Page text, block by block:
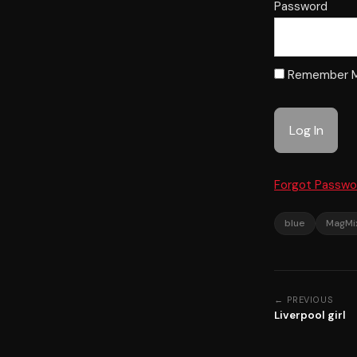
Password
Remember
Forgot
blue
← PREVIOUS
Liverpool girl